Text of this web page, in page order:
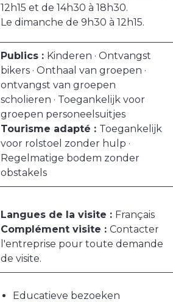
12h15 et de 14h30 à 18h30.
Le dimanche de 9h30 à 12h15.
Publics : Kinderen · Ontvangst
bikers · Onthaal van groepen ·
ontvangst van groepen
scholieren · Toegankelijk voor
groepen personeelsuitjes
Tourisme adapté : Toegankelijk
voor rolstoel zonder hulp ·
Regelmatige bodem zonder
obstakels
Langues de la visite : Français
Complément visite : Contacter
l'entreprise pour toute demande
de visite.
Educatieve bezoeken